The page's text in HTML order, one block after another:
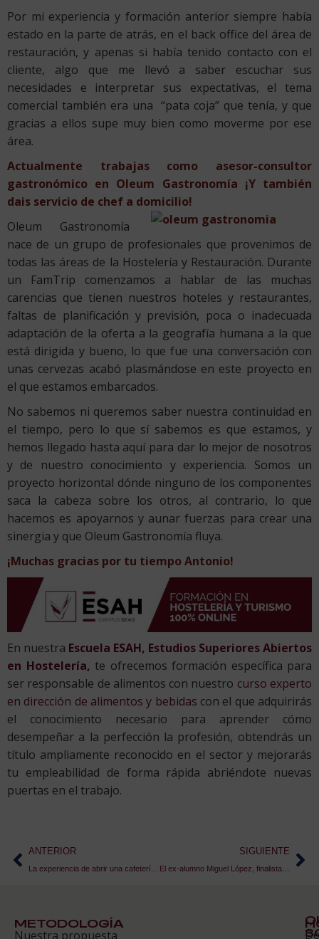
Por mi experiencia y formación anterior siempre había
estado en la parte de atrás, en el back office del área de
restauración, y apenas si había tenido contacto con el
cliente, algo que me llevó a saber escuchar sus
necesidades e interpretar sus expectativas, el tema
comercial también era una “pata coja” que tenía, y que
gracias a ellos supe muy bien como moverme por ese
área.
Actualmente trabajas como asesor-consultor
gastronómico en Oleum Gastronomía ¡Y también
dais servicio de chef a domicilio!
Oleum Gastronomía
nace de un grupo de profesionales que provenimos de
todas las áreas de la Hostelería y Restauración. Durante
un FamTrip comenzamos a hablar de las muchas
carencias que tienen nuestros hoteles y restaurantes,
faltas de planificación y previsión, poca o inadecuada
adaptación de la oferta a la geografía humana a la que
está dirigida y bueno, lo que fue una conversación con
unas cervezas acabó plasmándose en este proyecto en
el que estamos embarcados.
No sabemos ni queremos saber nuestra continuidad en
el tiempo, pero lo que sí sabemos es que estamos, y
hemos llegado hasta aquí para dar lo mejor de nosotros
y de nuestro conocimiento y experiencia. Somos un
proyecto horizontal dónde ninguno de los componentes
saca la cabeza sobre los otros, al contrario, lo que
hacemos es apoyarnos y aunar fuerzas para crear una
sinergia y que Oleum Gastronomía fluya.
¡Muchas gracias por tu tiempo Antonio!
En nuestra Escuela ESAH, Estudios Superiores Abiertos
en Hostelería, te ofrecemos formación específica para
ser responsable de alimentos con nuestro curso experto
en dirección de alimentos y bebidas con el que adquirirás
el conocimiento necesario para aprender cómo
desempeñar a la perfección la profesión, obtendrás un
título ampliamente reconocido en el sector y mejorarás
tu empleabilidad de forma rápida abriéndote nuevas
puertas en el trabajo.
ANTERIOR SIGUIENTE
METODOLOGÍA
Nuestra propuesta
De